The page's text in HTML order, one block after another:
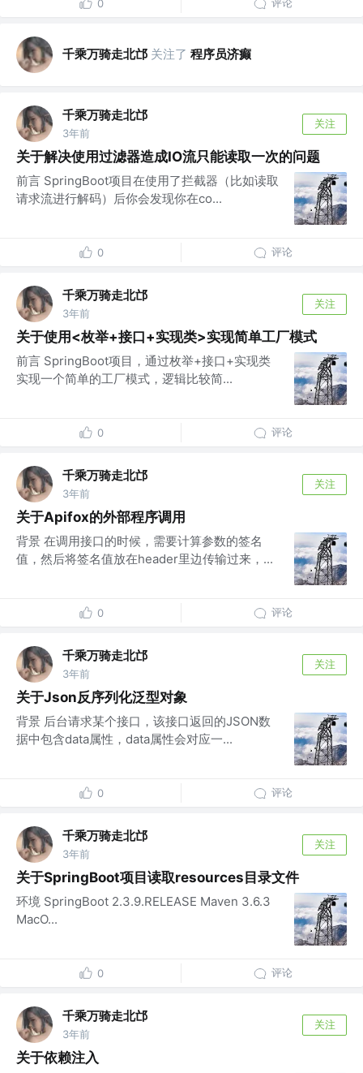
0 评论
千乘万骑走北邙 关注了 程序员济癫
千乘万骑走北邙
3年前
关注
关于解决使用过滤器造成IO流只能读取一次的问题
前言 SpringBoot项目在使用了拦截器（比如读取
请求流进行解码）后你会发现你在co...
0 评论
千乘万骑走北邙
3年前
关注
关于使用<枚举+接口+实现类>实现简单工厂模式
前言 SpringBoot项目，通过枚举+接口+实现类
实现一个简单的工厂模式，逻辑比较简...
0 评论
千乘万骑走北邙
3年前
关注
关于Apifox的外部程序调用
背景 在调用接口的时候，需要计算参数的签名
值，然后将签名值放在header里边传输过来，...
0 评论
千乘万骑走北邙
3年前
关注
关于Json反序列化泛型对象
背景 后台请求某个接口，该接口返回的JSON数
据中包含data属性，data属性会对应一...
0 评论
千乘万骑走北邙
3年前
关注
关于SpringBoot项目读取resources目录文件
环境 SpringBoot 2.3.9.RELEASE Maven 3.6.3
MacO...
0 评论
千乘万骑走北邙
3年前
关注
关于依赖注入